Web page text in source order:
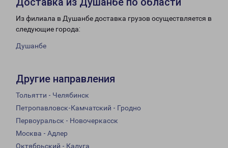
Из филиала в Душанбе доставка грузов осуществляется в
следующие города:
Душанбе
Другие направления
Тольятти - Челябинск
Петропавловск-Камчатский - Гродно
Первоуральск - Новочеркасск
Москва - Адлер
Октябрьский - Калуга